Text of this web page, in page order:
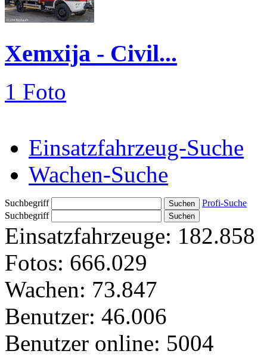
Xemxija - Civil...
1 Foto
Einsatzfahrzeug-Suche
Wachen-Suche
Suchbegriff
Profi-Suche
Suchbegriff
Einsatzfahrzeuge: 182.858
Fotos: 666.029
Wachen: 73.847
Benutzer: 46.006
Benutzer online: 5004